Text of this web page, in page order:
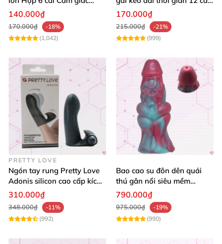
sướng tuyệt
140.000₫
170.000₫
-18%
(1,042)
tăng khoái cảm
170.000₫
215.000₫
-21%
(999)
PRETTY LOVE
Ngón tay rung Pretty Love
Adonis silicon cao cấp kích
thích lên đỉnh
310.000₫
348.000₫
-11%
(992)
Bao cao su đôn dên quái
thú gân nổi siêu mềm
khủng kích thích
790.000₫
975.000₫
-19%
(990)